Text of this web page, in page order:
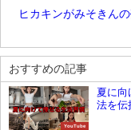
ヒカキンがみそきん
おすすめの記事
YouTube
夏に向
法を伝